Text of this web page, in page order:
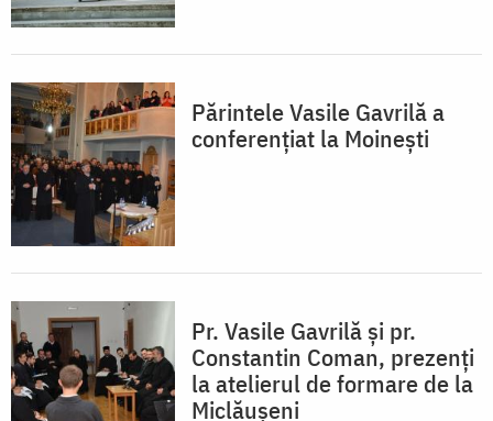
Părintele Vasile Gavrilă a
conferenţiat la Moineşti
Pr. Vasile Gavrilă și pr.
Constantin Coman, prezenți
la atelierul de formare de la
Miclăușeni